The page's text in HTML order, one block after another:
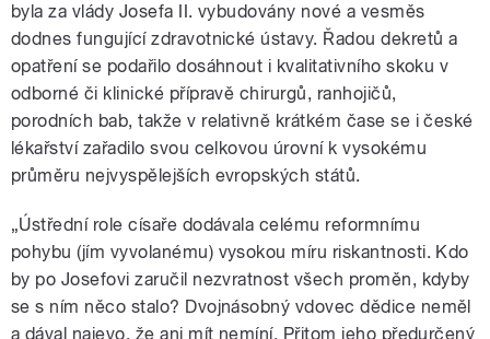
byla za vlády Josefa II. vybudovány nové a vesměs
dodnes fungující zdravotnické ústavy. Řadou dekretů a
opatření se podařilo dosáhnout i kvalitativního skoku v
odborné či klinické přípravě chirurgů, ranhojičů,
porodních bab, takže v relativně krátkém čase se i české
lékařství zařadilo svou celkovou úrovní k vysokému
průměru nejvyspělejších evropských států.
„Ústřední role císaře dodávala celému reformnímu
pohybu (jím vyvolanému) vysokou míru riskantnosti. Kdo
by po Josefovi zaručil nezvratnost všech proměn, kdyby
se s ním něco stalo? Dvojnásobný vdovec dědice neměl
a dával najevo, že ani mít nemíní. Přitom jeho předurčený